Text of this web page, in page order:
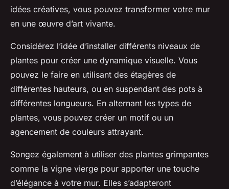
idées créatives, vous pouvez transformer votre mur
en une œuvre d’art vivante.
Considérez l’idée d’installer différents niveaux de
plantes pour créer une dynamique visuelle. Vous
pouvez le faire en utilisant des étagères de
différentes hauteurs, ou en suspendant des pots à
différentes longueurs. En alternant les types de
plantes, vous pouvez créer un motif ou un
agencement de couleurs attrayant.
Songez également à utiliser des plantes grimpantes
comme la vigne vierge pour apporter une touche
d’élégance à votre mur. Elles s’adapteront